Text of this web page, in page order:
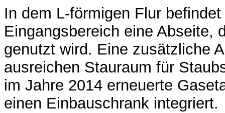
In dem L-förmigen Flur
Eingangsbereich eine Abseite,
genutzt wird. Eine zusätzliche
ausreichen Stauraum für
im Jahre 2014 erneuerte
einen Einbauschrank integriert.